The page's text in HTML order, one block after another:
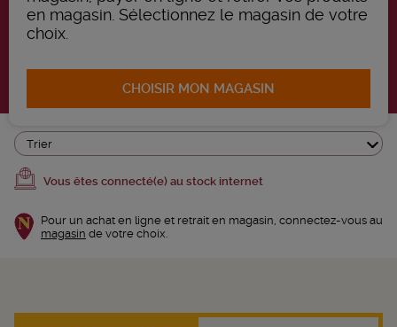
en magasin. Sélectionnez le magasin de votre
choix.
CHOISIR MON MAGASIN
VOLNAY
AFFINER LA RECHERCHE
Vous êtes connecté(e) au stock internet
Pour un achat en ligne et retrait en magasin, connectez-vous au
magasin de votre choix.
Trier